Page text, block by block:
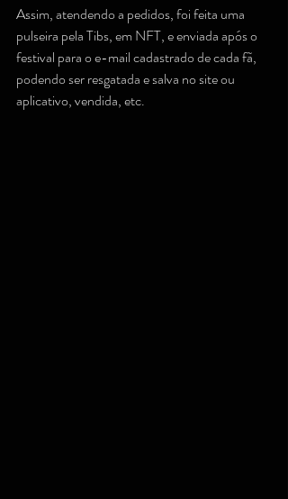
Assim, atendendo a pedidos, foi feita uma
pulseira pela Tibs, em NFT, e enviada após o
festival para o e-mail cadastrado de cada fã,
podendo ser resgatada e salva no site ou
aplicativo, vendida, etc.